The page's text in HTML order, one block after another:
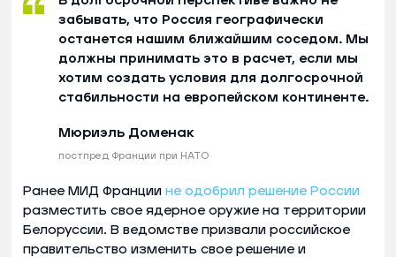
забывать, что Россия географически
останется нашим ближайшим соседом. Мы
должны принимать это в расчет, если мы
хотим создать условия для долгосрочной
стабильности на европейском континенте.
Мюриэль Доменак
постпред Франции при НАТО
Ранее МИД Франции не одобрил решение России
разместить свое ядерное оружие на территории
Белоруссии. В ведомстве призвали российское
правительство изменить свое решение и